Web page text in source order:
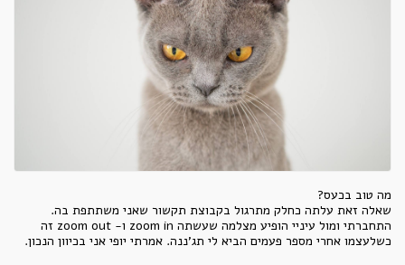
מה טוב בכעס?
שאלה זאת עלתה כחלק מתרגול בקבוצת תקשור שאני משתתפת בה.
התחברתי ומול עיניי הופיע מצלמה שעשתה zoom in ו- zoom out זה
כשלעצמו אחרי מספר פעמים הביא לי תג'ננה. אמרתי יופי אני בכיוון הנכון.